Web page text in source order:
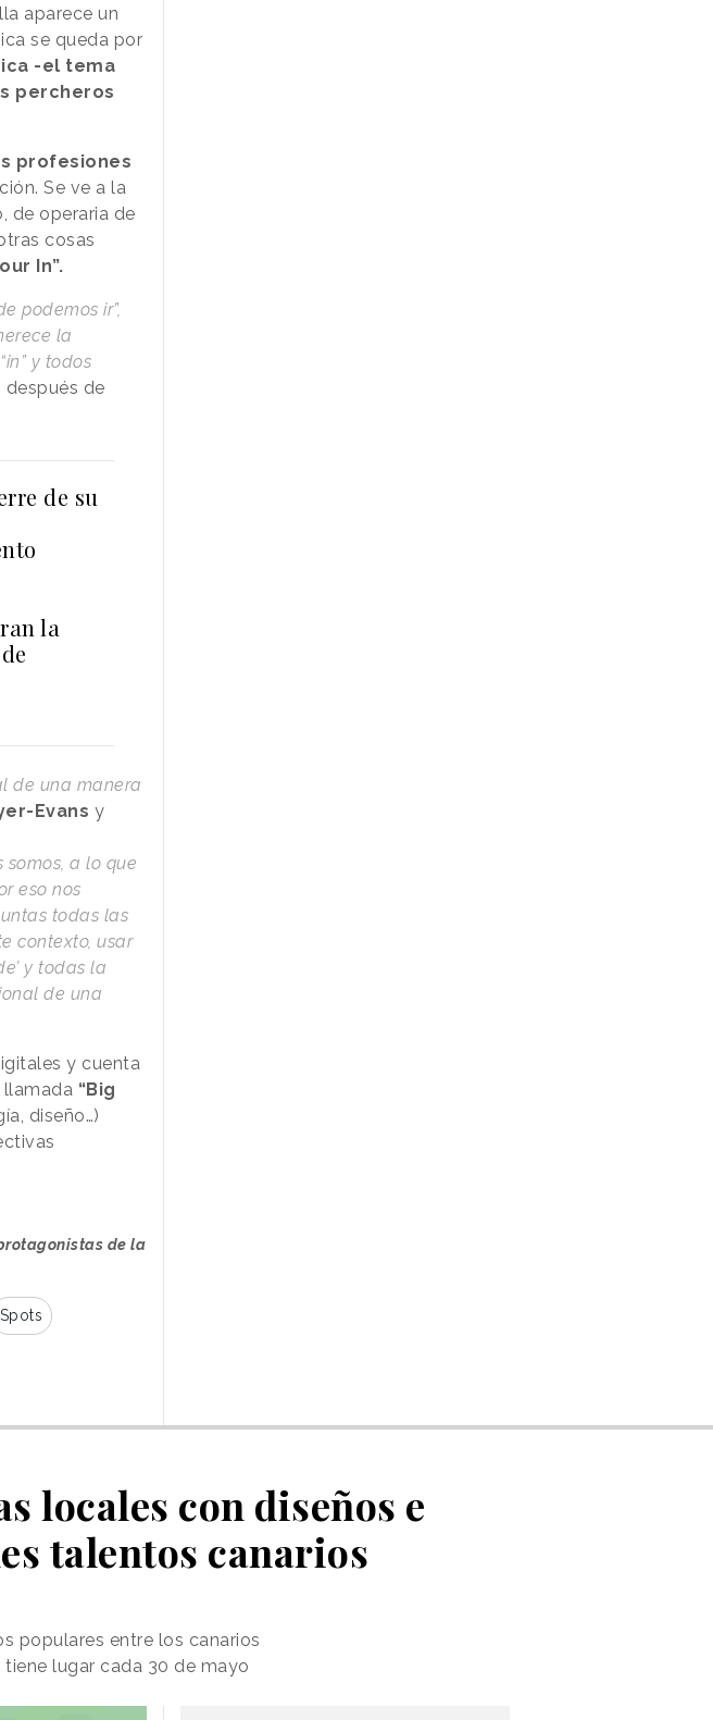
aparece un
se queda por
-el tema
percheros
profesiones
Se ve a la
de operaria de
cosas
In”.
podemos ir”,
la
y todos
después de
de su
la
de una manera
Evans y
a lo que
eso nos
todas las
contexto, usar
y todas la
de una
y cuenta
llamada “Big
diseño…)
de la
Spots
locales con diseños e
talentos canarios
populares entre los canarios
lugar cada 30 de mayo